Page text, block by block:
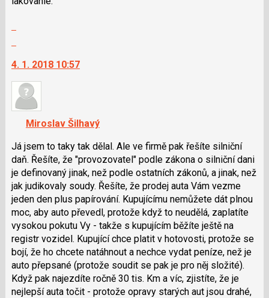
další
názor.
navigaci
lze
použít
klávesy
N
pro
následující
a
P
pro
předchozí
nový
názor
4. 1. 2018 10:57
Miroslav Šilhavý
Já jsem to taky tak dělal. Ale ve firmě pak řešíte silniční
daň. Řešíte, že "provozovatel" podle zákona o silniční dani
je definovaný jinak, než podle ostatních zákonů, a jinak, než
jak judikovaly soudy. Řešíte, že prodej auta Vám vezme
jeden den plus papírování. Kupujícímu nemůžete dát plnou
moc, aby auto převedl, protože když to neudělá, zaplatíte
vysokou pokutu Vy - takže s kupujícím běžíte ještě na
registr vozidel. Kupující chce platit v hotovosti, protože se
bojí, že ho chcete natáhnout a nechce vydat peníze, než je
auto přepsané (protože soudit se pak je pro něj složité).
Když pak najezdíte ročně 30 tis. Km a víc, zjistíte, že je
nejlepší auta točit - protože opravy starých aut jsou drahé,